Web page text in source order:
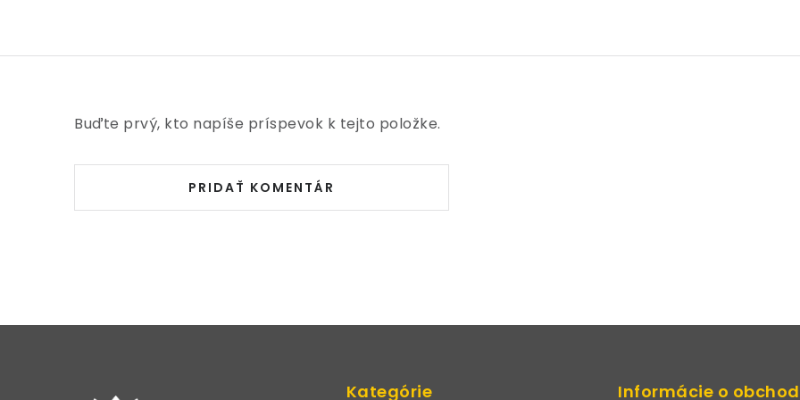
Buďte prvý, kto napíše príspevok k tejto položke.
PRIDAŤ KOMENTÁR
Kategórie Informácie o